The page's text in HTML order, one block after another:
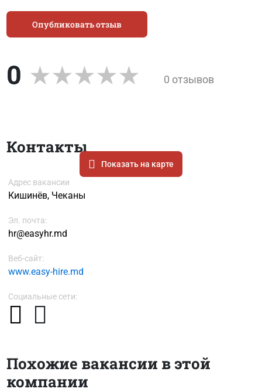
Опубликовать отзыв
0 0 отзывов
Контакты
Показать на карте
Адрес вакансии
Кишинёв, Чеканы
Эл. почта:
hr@easyhr.md
Веб-сайт:
www.easy-hire.md
Социальные сети:
Похожие вакансии в этой
компании